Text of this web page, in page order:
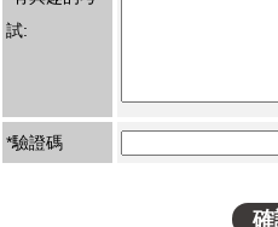
試:
*驗證碼